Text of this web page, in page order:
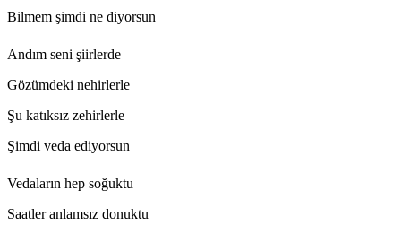
Bilmem şimdi ne diyorsun
Andım seni şiirlerde
Gözümdeki nehirlerle
Şu katıksız zehirlerle
Şimdi veda ediyorsun
Vedaların hep soğuktu
Saatler anlamsız donuktu